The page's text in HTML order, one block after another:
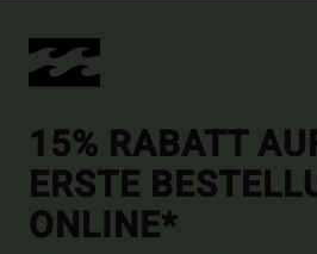
15% RABATT
ERSTE
ONLINE*